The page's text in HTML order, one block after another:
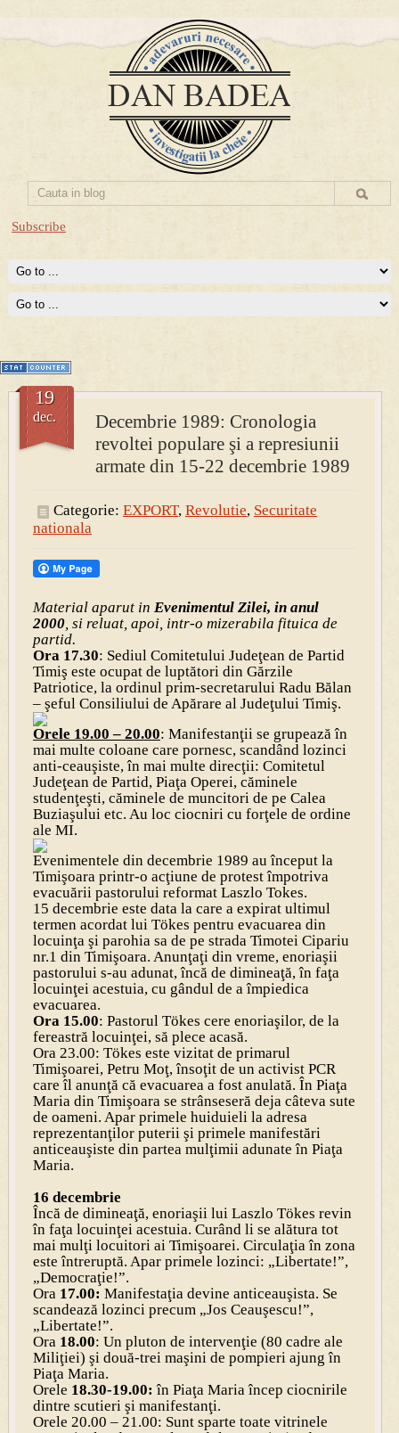
Subscribe
PRESA
Permise pentru vânătoarea de porci în costume, cu gulere albe
Prima mea carte publicata (Nemira)
Averea Presedintelui: prima lucrare despre controversatele
conturi secrete ale Securitatii.
Decembrie 1989: Cronologia
revoltei populare şi a represiunii
armate din 15-22 decembrie 1989
19
dec.
Categorie: EXPORT, Revolutie, Securitate
nationala
Material aparut in Evenimentul Zilei, in anul
2000, si reluat, apoi, intr-o mizerabila fituica de
partid.
Ora 17.30: Sediul Comitetului Judeţean de Partid
Timiş este ocupat de luptători din Gărzile
Patriotice, la ordinul prim-secretarului Radu Bălan
– şeful Consiliului de Apărare al Judeţului Timiş.
Orele 19.00 – 20.00: Manifestanţii se grupează în
mai multe coloane care pornesc, scandând lozinci
anti-ceauşiste, în mai multe direcţii: Comitetul
Judeţean de Partid, Piaţa Operei, căminele
studenţeşti, căminele de muncitori de pe Calea
Buziaşului etc. Au loc ciocniri cu forţele de ordine
ale MI.
Evenimentele din decembrie 1989 au început la
Timişoara printr-o acţiune de protest împotriva
evacuării pastorului reformat Laszlo Tokes.
15 decembrie este data la care a expirat ultimul
termen acordat lui Tökes pentru evacuarea din
locuinţa şi parohia sa de pe strada Timotei Cipariu
nr.1 din Timişoara. Anunţaţi din vreme, enoriaşii
pastorului s-au adunat, încă de dimineaţă, în faţa
locuinţei acestuia, cu gândul de a împiedica
evacuarea.
Ora 15.00: Pastorul Tökes cere enoriaşilor, de la
fereastră locuinţei, să plece acasă.
Ora 23.00: Tökes este vizitat de primarul
Timişoarei, Petru Moţ, însoţit de un activist PCR
care îl anunţă că evacuarea a fost anulată. În Piaţa
Maria din Timişoara se strânseseră deja câteva sute
de oameni. Apar primele huiduieli la adresa
reprezentanţilor puterii şi primele manifestări
anticeauşiste din partea mulţimii adunate în Piaţa
Maria.
16 decembrie
Încă de dimineaţă, enoriaşii lui Laszlo Tökes revin
în faţa locuinţei acestuia. Curând li se alătura tot
mai mulţi locuitori ai Timişoarei. Circulaţia în zona
este întreruptă. Apar primele lozinci: „Libertate!”,
„Democraţie!”.
Ora 17.00: Manifestaţia devine anticeauşista. Se
scandează lozinci precum „Jos Ceauşescu!”,
„Libertate!”.
Ora 18.00: Un pluton de intervenţie (80 cadre ale
Miliţiei) şi două-trei maşini de pompieri ajung în
Piaţa Maria.
Orele 18.30-19.00: în Piaţa Maria încep ciocnirile
dintre scutieri şi manifestanţi.
Orele 20.00 – 21.00: Sunt sparte toate vitrinele